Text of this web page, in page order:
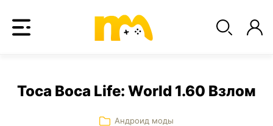
Toca Boca Life: World 1.60 Взлом
Андроид моды